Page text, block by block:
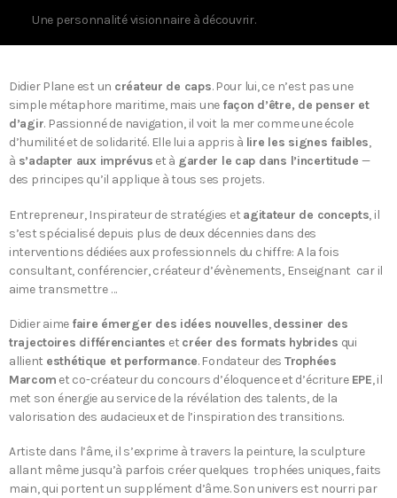
Une personnalité visionnaire à découvrir.
Didier Plane est un créateur de caps. Pour lui, ce n’est pas une
simple métaphore maritime, mais une façon d’être, de penser et
d’agir. Passionné de navigation, il voit la mer comme une école
d’humilité et de solidarité. Elle lui a appris à lire les signes faibles,
à s’adapter aux imprévus et à garder le cap dans l’incertitude —
des principes qu’il applique à tous ses projets.
Entrepreneur, Inspirateur de stratégies et agitateur de concepts, il
s’est spécialisé depuis plus de deux décennies dans des
interventions dédiées aux professionnels du chiffre: A la fois
consultant, conférencier, créateur d’évènements, Enseignant car il
aime transmettre …
Didier aime faire émerger des idées nouvelles,dessiner des
trajectoires différenciantes et créer des formats hybrides qui
allient esthétique et performance. Fondateur des Trophées
Marcom et co-créateur du concours d’éloquence et d’écriture EPE, il
met son énergie au service de la révélation des talents, de la
valorisation des audacieux et de l’inspiration des transitions.
Artiste dans l’âme, il s’exprime à travers la peinture, la sculpture
allant même jusqu’à parfois créer quelques trophées uniques, faits
main, qui portent un supplément d’âme. Son univers est nourri par